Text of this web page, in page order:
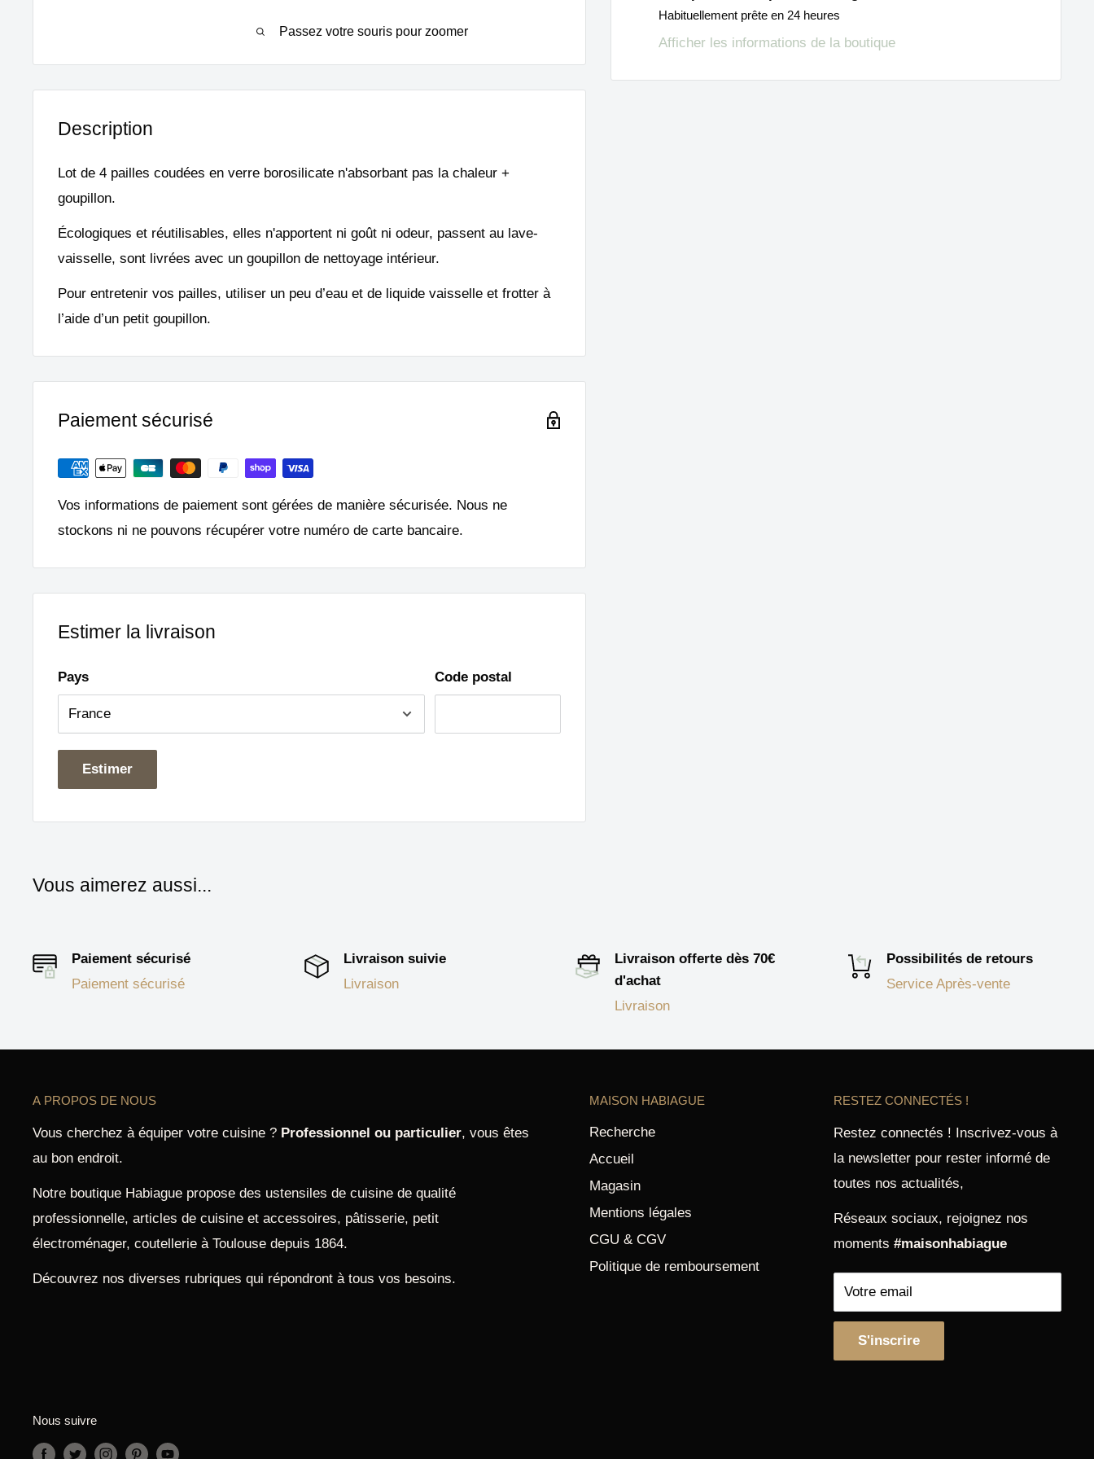
Passez votre souris pour zoomer
Habituellement prête en 24 heures
Afficher les informations de la boutique
Description
Lot de 4 pailles coudées en verre borosilicate n'absorbant pas la chaleur +
goupillon.
Écologiques et réutilisables, elles n'apportent ni goût ni odeur, passent au lave-
vaisselle, sont livrées avec un goupillon de nettoyage intérieur.
Pour entretenir vos pailles, utiliser un peu d’eau et de liquide vaisselle et frotter à
l’aide d’un petit goupillon.
Paiement sécurisé
Vos informations de paiement sont gérées de manière sécurisée. Nous ne
stockons ni ne pouvons récupérer votre numéro de carte bancaire.
Estimer la livraison
Pays Code postal
Estimer
Vous aimerez aussi...
Paiement sécurisé
Paiement sécurisé
Livraison suivie
Livraison
Livraison offerte dès 70€
d'achat
Livraison
Possibilités de retours
Service Après-vente
A PROPOS DE NOUS
Vous cherchez à équiper votre cuisine ? Professionnel ou particulier, vous êtes
au bon endroit.
Notre boutique Habiague propose des ustensiles de cuisine de qualité
professionnelle, articles de cuisine et accessoires, pâtisserie, petit
électroménager, coutellerie à Toulouse depuis 1864.
Découvrez nos diverses rubriques qui répondront à tous vos besoins.
MAISON HABIAGUE
Recherche
Accueil
Magasin
Mentions légales
CGU & CGV
Politique de remboursement
RESTEZ CONNECTÉS !
Restez connectés ! Inscrivez-vous à
la newsletter pour rester informé de
toutes nos actualités,
Réseaux sociaux, rejoignez nos
moments #maisonhabiague
Votre email
S'inscrire
Nous suivre